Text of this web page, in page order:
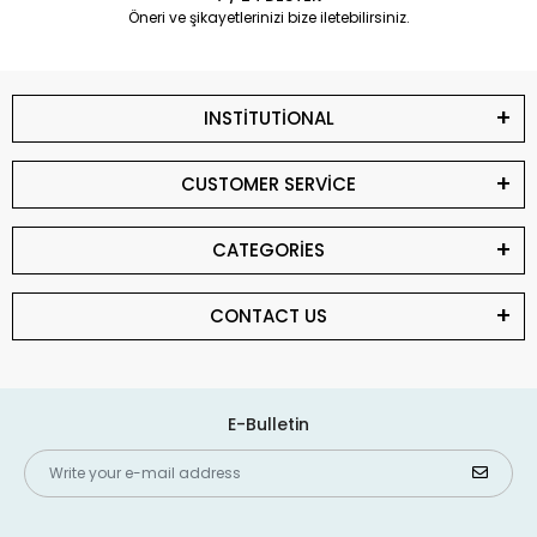
Öneri ve şikayetlerinizi bize iletebilirsiniz.
INSTİTUTİONAL
CUSTOMER SERVİCE
CATEGORİES
CONTACT US
E-Bulletin